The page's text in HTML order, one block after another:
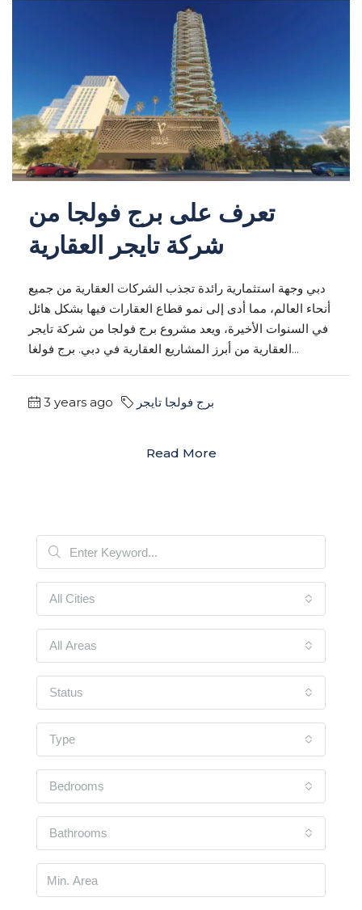
تعرف على برج فولجا من
شركة تايجر العقارية
دبي وجهة استثمارية رائدة تجذب الشركات العقارية من جميع
أنحاء العالم، مما أدى إلى نمو قطاع العقارات فيها بشكل هائل
في السنوات الأخيرة، ويعد مشروع برج فولجا من شركة تايجر
العقارية من أبرز المشاريع العقارية في دبي. برج فولغا...
3 years ago برج فولجا تايجر
Read More
All Cities
All Areas
Status
Type
Bedrooms
Bathrooms